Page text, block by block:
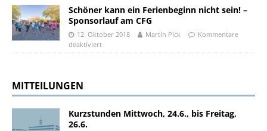
Schöner kann ein Ferienbeginn nicht sein! –
Sponsorlauf am CFG
12. Oktober 2018 Martin Pick
Kommentare
deaktiviert
MITTEILUNGEN
Kurzstunden Mittwoch, 24.6., bis Freitag,
26.6.